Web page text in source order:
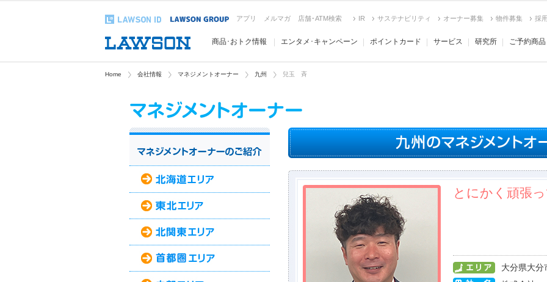
アプリ メルマガ 店舗･ATM検索 IR サステナビリティ オーナー募集 物件募集 採
商品･おトク情報 エンタメ･キャンペーン ポイントカード サービス 研究所 ご予約商品
Home 会社情報 マネジメントオーナー 九州 兒玉 斉
とにかく頑張
大分県大分